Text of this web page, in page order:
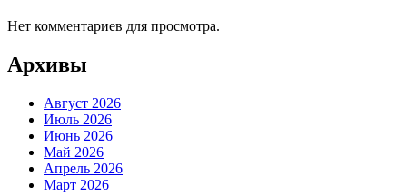
Нет комментариев для просмотра.
Архивы
Август 2026
Июль 2026
Июнь 2026
Май 2026
Апрель 2026
Март 2026